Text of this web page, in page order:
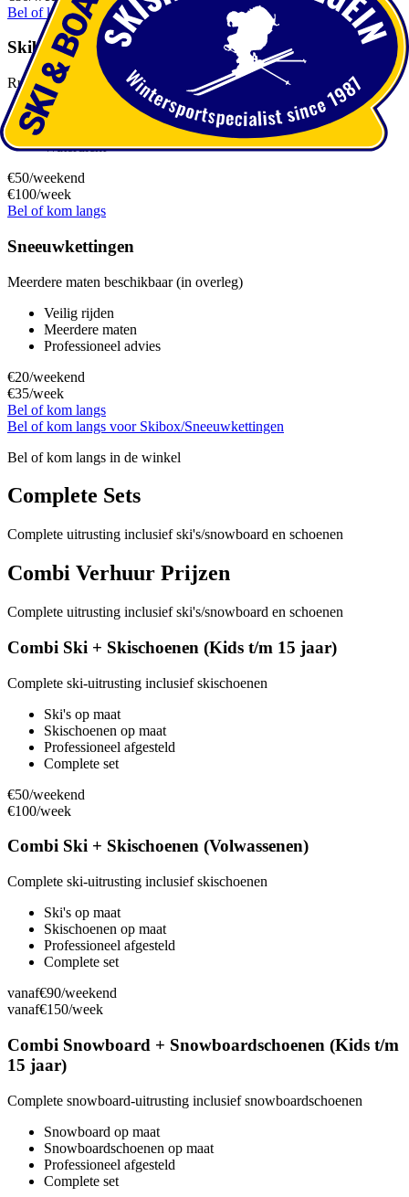
Bel of kom langs
Skibox 8-paar ski's
Ruime skibox voor 8 paar ski's - €35/dag
Veilig transport
Eenvoudig te monteren
Waterdicht
€50/weekend
€100/week
Bel of kom langs
Sneeuwkettingen
Meerdere maten beschikbaar (in overleg)
Veilig rijden
Meerdere maten
Professioneel advies
€20/weekend
€35/week
Bel of kom langs
Bel of kom langs voor Skibox/Sneeuwkettingen
Bel of kom langs in de winkel
Complete Sets
Complete uitrusting inclusief ski's/snowboard en schoenen
Combi Verhuur Prijzen
Complete uitrusting inclusief ski's/snowboard en schoenen
Combi Ski + Skischoenen (Kids t/m 15 jaar)
Complete ski-uitrusting inclusief skischoenen
Ski's op maat
Skischoenen op maat
Professioneel afgesteld
Complete set
€50/weekend
€100/week
Combi Ski + Skischoenen (Volwassenen)
Complete ski-uitrusting inclusief skischoenen
Ski's op maat
Skischoenen op maat
Professioneel afgesteld
Complete set
vanaf€90/weekend
vanaf€150/week
Combi Snowboard + Snowboardschoenen (Kids t/m
15 jaar)
Complete snowboard-uitrusting inclusief snowboardschoenen
Snowboard op maat
Snowboardschoenen op maat
Professioneel afgesteld
Complete set